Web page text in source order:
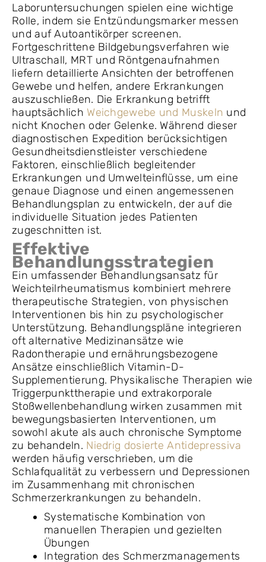
Laboruntersuchungen spielen eine wichtige
Rolle, indem sie Entzündungsmarker messen
und auf Autoantikörper screenen.
Fortgeschrittene Bildgebungsverfahren wie
Ultraschall, MRT und Röntgenaufnahmen
liefern detaillierte Ansichten der betroffenen
Gewebe und helfen, andere Erkrankungen
auszuschließen. Die Erkrankung betrifft
hauptsächlich Weichgewebe und Muskeln und
nicht Knochen oder Gelenke. Während dieser
diagnostischen Expedition berücksichtigen
Gesundheitsdienstleister verschiedene
Faktoren, einschließlich begleitender
Erkrankungen und Umwelteinflüsse, um eine
genaue Diagnose und einen angemessenen
Behandlungsplan zu entwickeln, der auf die
individuelle Situation jedes Patienten
zugeschnitten ist.
Effektive
Behandlungsstrategien
Ein umfassender Behandlungsansatz für
Weichteilrheumatismus kombiniert mehrere
therapeutische Strategien, von physischen
Interventionen bis hin zu psychologischer
Unterstützung. Behandlungspläne integrieren
oft alternative Medizinansätze wie
Radontherapie und ernährungsbezogene
Ansätze einschließlich Vitamin-D-
Supplementierung. Physikalische Therapien wie
Triggerpunkttherapie und extrakorporale
Stoßwellenbehandlung wirken zusammen mit
bewegungsbasierten Interventionen, um
sowohl akute als auch chronische Symptome
zu behandeln. Niedrig dosierte Antidepressiva
werden häufig verschrieben, um die
Schlafqualität zu verbessern und Depressionen
im Zusammenhang mit chronischen
Schmerzerkrankungen zu behandeln.
Systematische Kombination von
manuellen Therapien und gezielten
Übungen
Integration des Schmerzmanagements